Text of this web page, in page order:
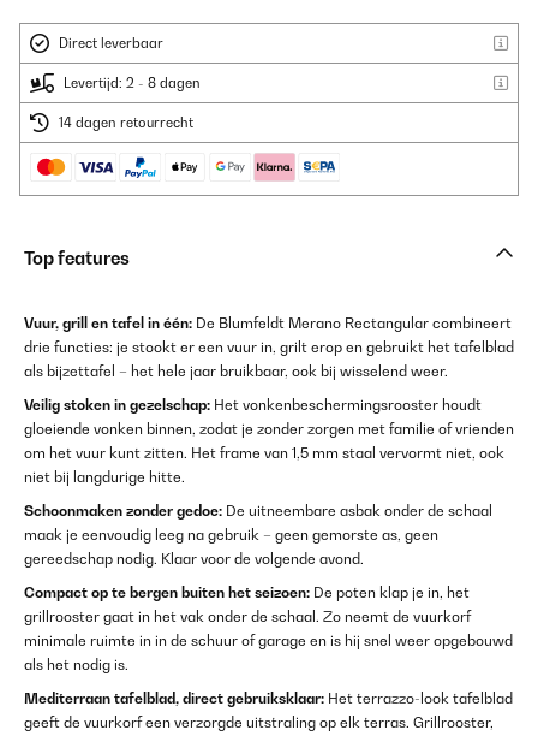
Direct leverbaar
Levertijd: 2 - 8 dagen
14 dagen retourrecht
Top features
Vuur, grill en tafel in één: De Blumfeldt Merano Rectangular combineert
drie functies: je stookt er een vuur in, grilt erop en gebruikt het tafelblad
als bijzettafel – het hele jaar bruikbaar, ook bij wisselend weer.
Veilig stoken in gezelschap: Het vonkenbeschermingsrooster houdt
gloeiende vonken binnen, zodat je zonder zorgen met familie of vrienden
om het vuur kunt zitten. Het frame van 1,5 mm staal vervormt niet, ook
niet bij langdurige hitte.
Schoonmaken zonder gedoe: De uitneembare asbak onder de schaal
maak je eenvoudig leeg na gebruik – geen gemorste as, geen
gereedschap nodig. Klaar voor de volgende avond.
Compact op te bergen buiten het seizoen: De poten klap je in, het
grillrooster gaat in het vak onder de schaal. Zo neemt de vuurkorf
minimale ruimte in in de schuur of garage en is hij snel weer opgebouwd
als het nodig is.
Mediterraan tafelblad, direct gebruiksklaar: Het terrazzo-look tafelblad
geeft de vuurkorf een verzorgde uitstraling op elk terras. Grillrooster,